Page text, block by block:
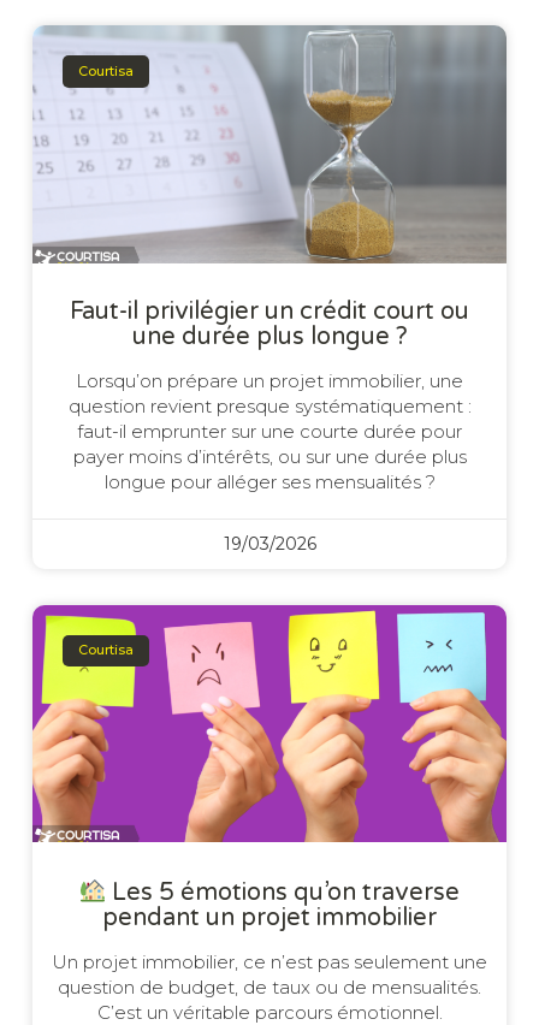
Courtisa
Faut-il privilégier un crédit court ou
une durée plus longue ?
Lorsqu’on prépare un projet immobilier, une
question revient presque systématiquement :
faut-il emprunter sur une courte durée pour
payer moins d’intérêts, ou sur une durée plus
longue pour alléger ses mensualités ?
19/03/2026
Courtisa
Les 5 émotions qu’on traverse
pendant un projet immobilier
Un projet immobilier, ce n’est pas seulement une
question de budget, de taux ou de mensualités.
C’est un véritable parcours émotionnel.